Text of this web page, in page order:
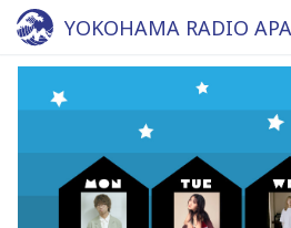
YOKOHAMA RADIO
yokohama 84.7